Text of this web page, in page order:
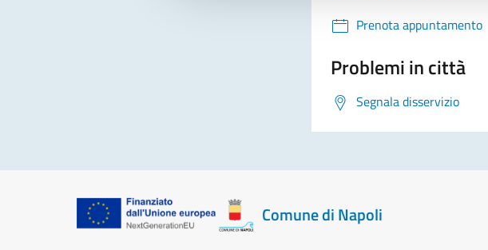
Prenota appuntamento
Problemi in città
Segnala disservizio
Comune di Napoli